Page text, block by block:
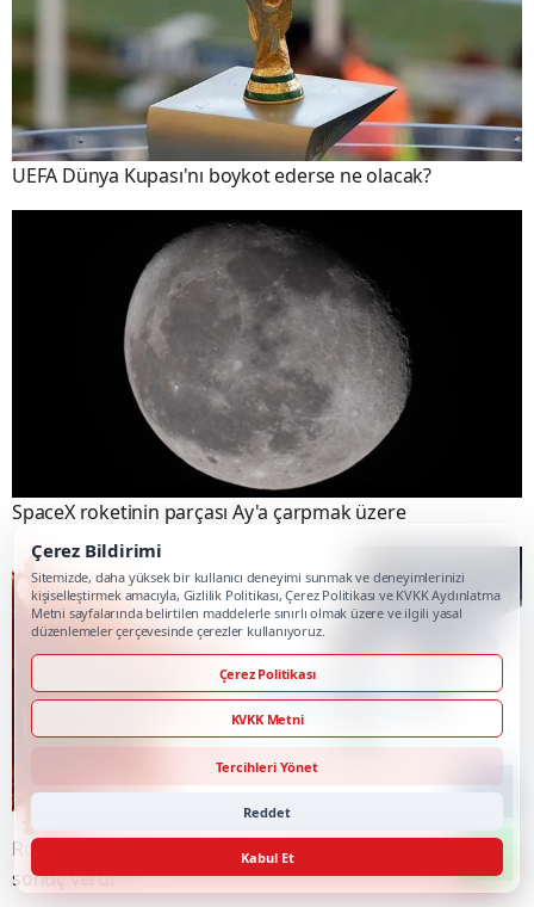
UEFA Dünya Kupası'nı boykot ederse ne olacak?
SpaceX roketinin parçası Ay'a çarpmak üzere
Rusya'nın ürettiği kanser aşısı ilk klinik testlerde olumlu
sonuç verdi
Çerez Bildirimi
Sitemizde, daha yüksek bir kullanıcı deneyimi sunmak ve deneyimlerinizi
kişiselleştirmek amacıyla, Gizlilik Politikası, Çerez Politikası ve KVKK Aydınlatma
Metni sayfalarında belirtilen maddelerle sınırlı olmak üzere ve ilgili yasal
düzenlemeler çerçevesinde çerezler kullanıyoruz.
Çerez Politikası
KVKK Metni
Tercihleri Yönet
Reddet
Kabul Et